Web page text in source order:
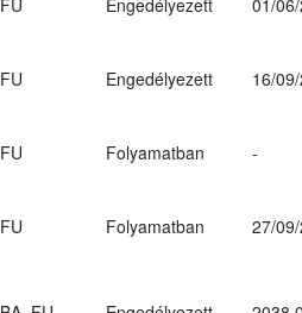
FU Engedélyezett 01/
FU Engedélyezett 16/
FU Folyamatban -
FU Folyamatban 27/